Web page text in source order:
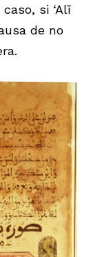
si ‘Alī
de no